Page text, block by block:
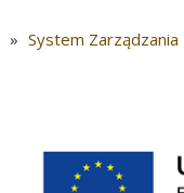
» System Zarządzania